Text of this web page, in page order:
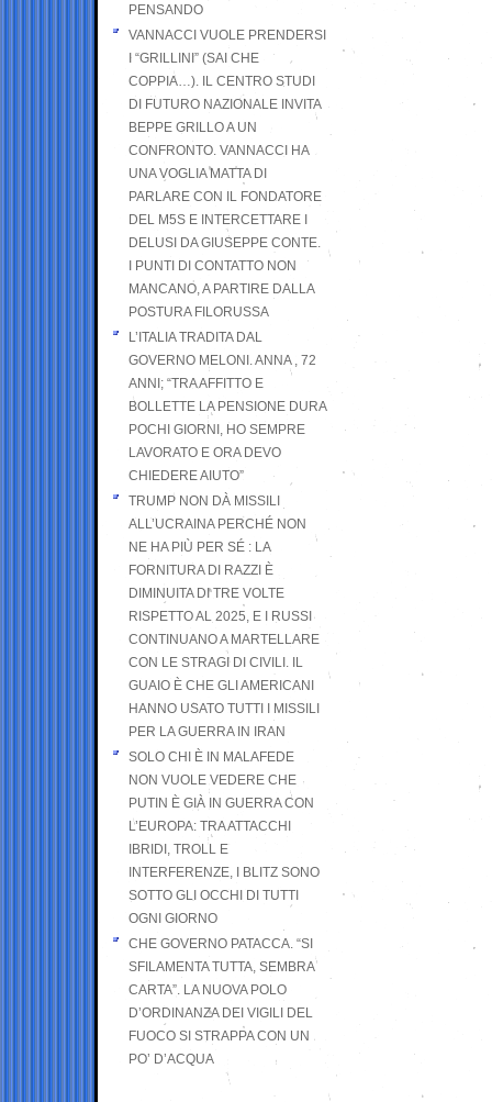
PENSANDO
VANNACCI VUOLE PRENDERSI
I “GRILLINI” (SAI CHE
COPPIA…). IL CENTRO STUDI
DI FUTURO NAZIONALE INVITA
BEPPE GRILLO A UN
CONFRONTO. VANNACCI HA
UNA VOGLIA MATTA DI
PARLARE CON IL FONDATORE
DEL M5S E INTERCETTARE I
DELUSI DA GIUSEPPE CONTE.
I PUNTI DI CONTATTO NON
MANCANO, A PARTIRE DALLA
POSTURA FILORUSSA
L’ITALIA TRADITA DAL
GOVERNO MELONI. ANNA , 72
ANNI; “TRA AFFITTO E
BOLLETTE LA PENSIONE DURA
POCHI GIORNI, HO SEMPRE
LAVORATO E ORA DEVO
CHIEDERE AIUTO”
TRUMP NON DÀ MISSILI
ALL’UCRAINA PERCHÉ NON
NE HA PIÙ PER SÉ : LA
FORNITURA DI RAZZI È
DIMINUITA DI TRE VOLTE
RISPETTO AL 2025, E I RUSSI
CONTINUANO A MARTELLARE
CON LE STRAGI DI CIVILI. IL
GUAIO È CHE GLI AMERICANI
HANNO USATO TUTTI I MISSILI
PER LA GUERRA IN IRAN
SOLO CHI È IN MALAFEDE
NON VUOLE VEDERE CHE
PUTIN È GIÀ IN GUERRA CON
L’EUROPA: TRA ATTACCHI
IBRIDI, TROLL E
INTERFERENZE, I BLITZ SONO
SOTTO GLI OCCHI DI TUTTI
OGNI GIORNO
CHE GOVERNO PATACCA. “SI
SFILAMENTA TUTTA, SEMBRA
CARTA”. LA NUOVA POLO
D’ORDINANZA DEI VIGILI DEL
FUOCO SI STRAPPA CON UN
PO’ D’ACQUA